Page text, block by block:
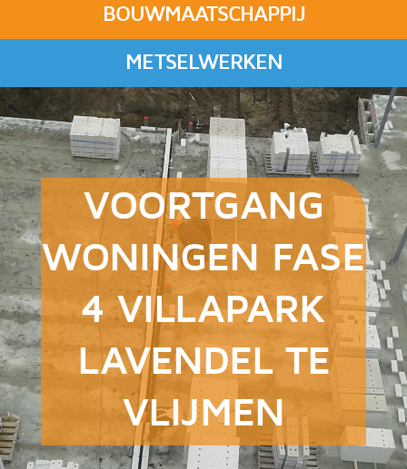
BOUWMAATSCHAPPIJ
METSELWERKEN
VOORTGANG
WONINGEN FASE
4 VILLAPARK
LAVENDEL TE
VLIJMEN